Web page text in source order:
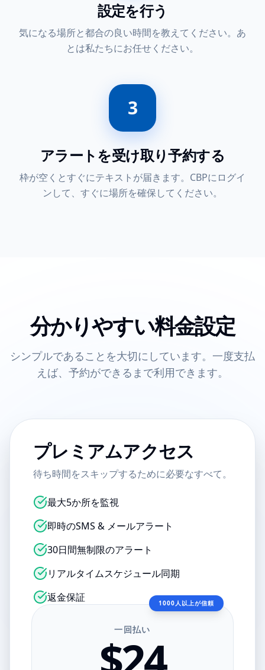
設定を行う
気になる場所と都合の良い時間を教えてください。あ
とは私たちにお任せください。
3
アラートを受け取り予約する
枠が空くとすぐにテキストが届きます。CBPにログイ
ンして、すぐに場所を確保してください。
分かりやすい料金設定
シンプルであることを大切にしています。一度支払
えば、予約ができるまで利用できます。
プレミアムアクセス
待ち時間をスキップするために必要なすべて。
最大5か所を監視
即時のSMS & メールアラート
30日間無制限のアラート
リアルタイムスケジュール同期
返金保証
1000人以上が信頼
一回払い